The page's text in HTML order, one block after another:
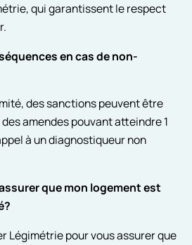
qui garantissent le respect
en cas de non-
des sanctions peuvent être
amendes pouvant atteindre 1
à un diagnostiqueur non
que mon logement est
Légimétrie pour vous assurer que